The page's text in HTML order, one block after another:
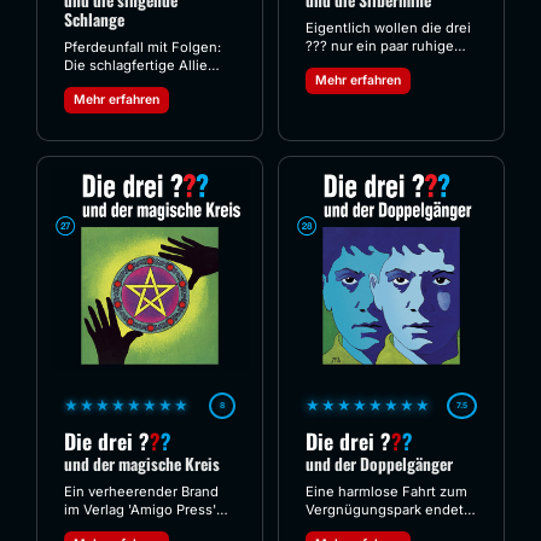
Schlange
Pferdeunfall mit Folgen:
Die schlagfertige Allie
Jamison bittet die drei
Detektive um Hilfe, da
finsteren Kult verfallen
ist. Ein Mann namens
Asmodi und eine
mysteriöse singende
Schlange versetzen die
Hausbewohner in Angst
und Schrecken.
Mehr erfahren
Eigentlich wollen die drei
??? nur ein paar ruhige
Ferientage bei Allies
Onkel Harry in Twin Lakes
Wesley Thurgood macht
ihnen einen Strich durch
die Rechnung. Er hat die
berüchtigte
'Todesfallenmine' gekauft
und verhält sich äußerst
verdächtig – besonders
als nachts Schüsse fallen.
Was sucht der Mann in
einem längst
ausgebeuteten Stollen,
und welches dunkle
Geheimnis hüten die
Mehr erfahren
★★★★★★★★ 8
Die drei ???
und der magische Kreis
Ein verheerender Brand
im Verlag 'Amigo Press'
und der Diebstahl
★★★★★★★★ 7.5
Die drei ???
und der Doppelgänger
Eine harmlose Fahrt zum
Vergnügungspark endet
abrupt, als Justus vor den